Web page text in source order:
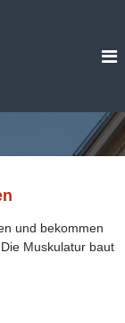
und bekommen
Muskulatur baut